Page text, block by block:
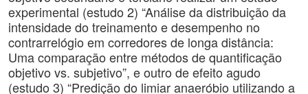
experimental (estudo 2) “Análise da distribuição da
intensidade do treinamento e desempenho no
contrarrelógio em corredores de longa distância:
Uma comparação entre métodos de quantificação
objetivo vs. subjetivo”, e outro de efeito agudo
(estudo 3) “Predição do limiar anaeróbio utilizando a